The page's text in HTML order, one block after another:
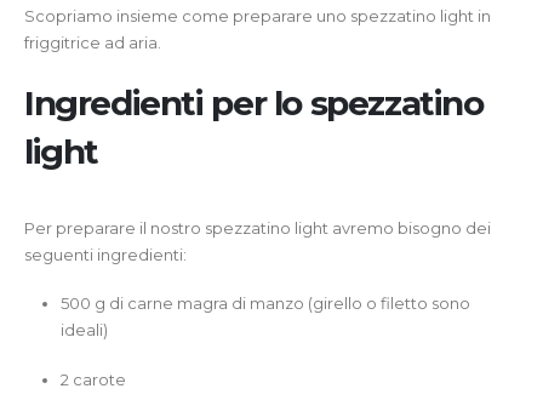
Scopriamo insieme come preparare uno spezzatino light in
friggitrice ad aria.
Ingredienti per lo spezzatino
light
Per preparare il nostro spezzatino light avremo bisogno dei
seguenti ingredienti:
500 g di carne magra di manzo (girello o filetto sono
ideali)
2 carote